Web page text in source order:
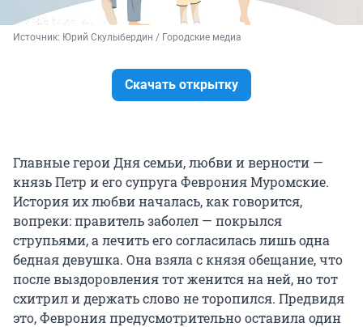
Источник: Юрий Скулыбердин / Городские медиа
Скачать открытку
Главные герои Дня семьи, любви и верности —
князь Петр и его супруга Феврония Муромские.
История их любви началась, как говорится,
вопреки: правитель заболел — покрылся
струпьями, а лечить его согласилась лишь одна
бедная девушка. Она взяла с князя обещание, что
после выздоровления тот женится на ней, но тот
схитрил и держать слово не торопился. Предвидя
это, Феврония предусмотрительно оставила один